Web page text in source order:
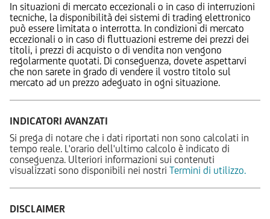
In situazioni di mercato eccezionali o in caso di interruzioni
tecniche, la disponibilità dei sistemi di trading elettronico
può essere limitata o interrotta. In condizioni di mercato
eccezionali o in caso di fluttuazioni estreme dei prezzi dei
titoli, i prezzi di acquisto o di vendita non vengono
regolarmente quotati. Di conseguenza, dovete aspettarvi
che non sarete in grado di vendere il vostro titolo sul
mercato ad un prezzo adeguato in ogni situazione.
INDICATORI AVANZATI
Si prega di notare che i dati riportati non sono calcolati in
tempo reale. L'orario dell'ultimo calcolo è indicato di
conseguenza. Ulteriori informazioni sui contenuti
visualizzati sono disponibili nei nostri Termini di utilizzo.
DISCLAIMER